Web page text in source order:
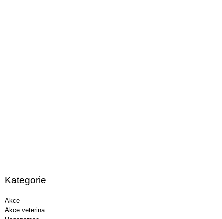
Kategorie
Akce
Akce veterina